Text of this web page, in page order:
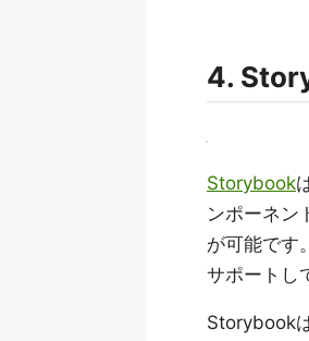
4.
Storybook
ンポーネン
が可能です
サポートし
Storybook